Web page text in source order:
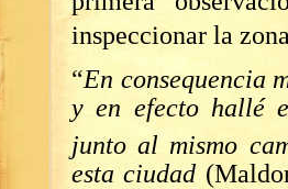
inspeccionar la
“En consequencia
y en efecto hallé
junto al mismo
esta ciudad